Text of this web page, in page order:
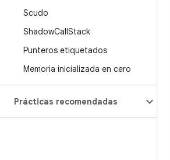
Scudo
ShadowCallStack
Punteros etiquetados
Memoria inicializada en cero
Prácticas recomendadas